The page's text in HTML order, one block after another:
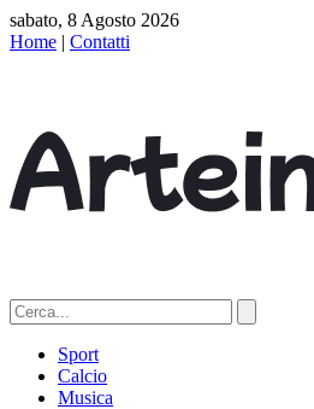
sabato, 8 Agosto 2026
Home | Contatti
Sport
Calcio
Musica